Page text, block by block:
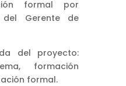
formal por
Gerente de
del proyecto:
formación
formal.